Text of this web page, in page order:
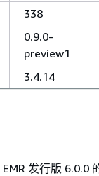
338
0.9.0-
preview1
3.4.14
发行版 6.0.0